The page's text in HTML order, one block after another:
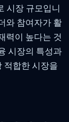
시장 규모입니
와 참여자가 활
력이 높다는 것
시장의 특성과
적합한 시장을